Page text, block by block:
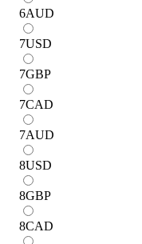
6AUD
7USD
7GBP
7CAD
7AUD
8USD
8GBP
8CAD